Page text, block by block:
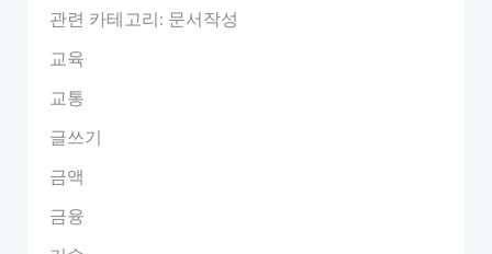
관련 카테고리: 문서작성
교육
교통
글쓰기
금액
금융